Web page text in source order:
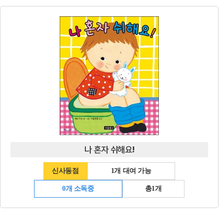
나 혼자 쉬해요!
신사동점 1개 대여 가능
0개 소독중 총1개